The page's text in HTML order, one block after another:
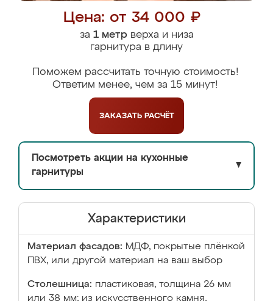
Цена: от 34 000 ₽
за 1 метрверха и низа
гарнитура в длину
Поможем рассчитать точную стоимость!
Ответим менее, чем за 15 минут!
ЗАКАЗАТЬ РАСЧЁТ
Посмотреть акции на кухонные
гарнитуры
▼
Характеристики
Материал фасадов: МДФ, покрытые плёнкой
ПВХ, или другой материал на ваш выбор
Столешница: пластиковая, толщина 26 мм
или 38 мм; из искусственного камня,